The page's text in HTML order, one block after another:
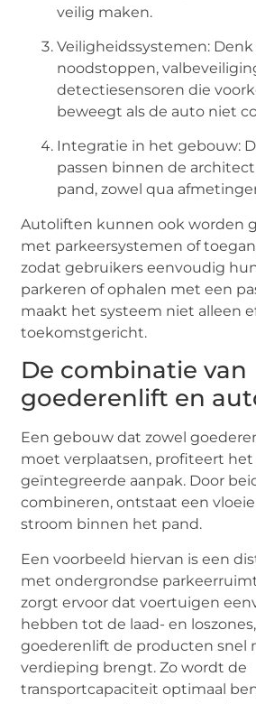
veilig maken.
Veiligheidssystemen: Denk
noodstoppen,
detectiesensoren die
beweegt als de auto niet
Integratie in het gebouw:
passen binnen de
pand, zowel qua
Autoliften kunnen ook worden
met parkeersystemen of
zodat gebruikers eenvoudig
parkeren of ophalen met een
maakt het systeem niet alleen
toekomstgericht.
De combinatie van
goederenlift en
Een gebouw dat zowel
moet verplaatsen, profiteert
geïntegreerde aanpak. Door
combineren, ontstaat een
stroom binnen het pand.
Een voorbeeld hiervan is een
met ondergrondse
zorgt ervoor dat voertuigen
hebben tot de laad- en
goederenlift de producten snel
verdieping brengt. Zo wordt de
transportcapaciteit optimaal